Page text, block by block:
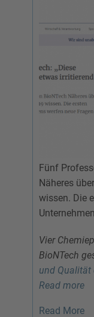
Fünf
Näheres
wissen. Die
Vier
BioNTech
und Qualität
Read more
Read More